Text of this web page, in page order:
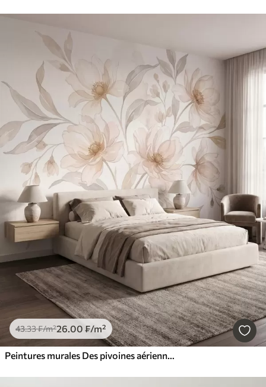
43.33₣/m²26.00 ₣/m²
Peintures murales Des pivoines aériennes aux douces nuances de beige poudré